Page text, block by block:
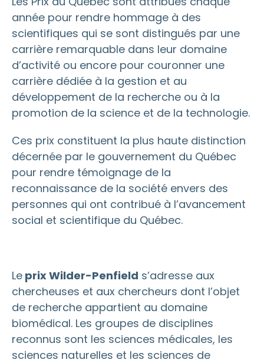
année pour rendre hommage à des
scientifiques qui se sont distingués par une
carrière remarquable dans leur domaine
d’activité ou encore pour couronner une
carrière dédiée à la gestion et au
développement de la recherche ou à la
promotion de la science et de la technologie.
Ces prix constituent la plus haute distinction
décernée par le gouvernement du Québec
pour rendre témoignage de la
reconnaissance de la société envers des
personnes qui ont contribué à l’avancement
social et scientifique du Québec.
Le prix Wilder-Penfield s’adresse aux
chercheuses et aux chercheurs dont l’objet
de recherche appartient au domaine
biomédical. Les groupes de disciplines
reconnus sont les sciences médicales, les
sciences naturelles et les sciences de